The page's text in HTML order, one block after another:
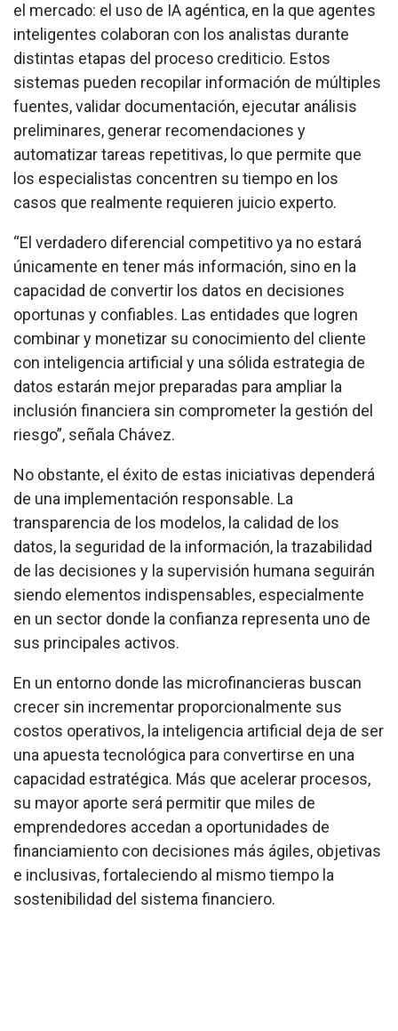
el mercado: el uso de IA agéntica, en la que agentes
inteligentes colaboran con los analistas durante
distintas etapas del proceso crediticio. Estos
sistemas pueden recopilar información de múltiples
fuentes, validar documentación, ejecutar análisis
preliminares, generar recomendaciones y
automatizar tareas repetitivas, lo que permite que
los especialistas concentren su tiempo en los
casos que realmente requieren juicio experto.
“El verdadero diferencial competitivo ya no estará
únicamente en tener más información, sino en la
capacidad de convertir los datos en decisiones
oportunas y confiables. Las entidades que logren
combinar y monetizar su conocimiento del cliente
con inteligencia artificial y una sólida estrategia de
datos estarán mejor preparadas para ampliar la
inclusión financiera sin comprometer la gestión del
riesgo”, señala Chávez.
No obstante, el éxito de estas iniciativas dependerá
de una implementación responsable. La
transparencia de los modelos, la calidad de los
datos, la seguridad de la información, la trazabilidad
de las decisiones y la supervisión humana seguirán
siendo elementos indispensables, especialmente
en un sector donde la confianza representa uno de
sus principales activos.
En un entorno donde las microfinancieras buscan
crecer sin incrementar proporcionalmente sus
costos operativos, la inteligencia artificial deja de ser
una apuesta tecnológica para convertirse en una
capacidad estratégica. Más que acelerar procesos,
su mayor aporte será permitir que miles de
emprendedores accedan a oportunidades de
financiamiento con decisiones más ágiles, objetivas
e inclusivas, fortaleciendo al mismo tiempo la
sostenibilidad del sistema financiero.